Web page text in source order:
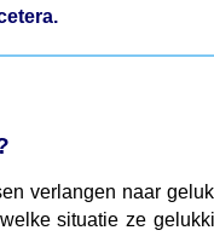
verlangen naar
situatie ze